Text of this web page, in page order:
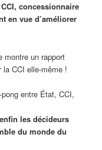
concessionnaire
en vue d’améliorer
montre un rapport
la CCI elle-même !
entre État, CCI,
les décideurs
du monde du